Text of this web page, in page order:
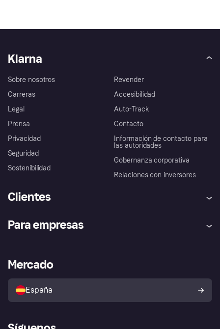
Klarna
Sobre nosotros
Carreras
Legal
Prensa
Privacidad
Seguridad
Sostenibilidad
Revender
Accesibilidad
Auto-Track
Contacto
Información de contacto para
las autoridades
Gobernanza corporativa
Relaciones con inversores
Clientes
Inicio de sesión
Directorio de tiendas
Política de protección al
comprador de Klarna
Reclamaciones
Para empresas
Acceso empresas
Mercado
España